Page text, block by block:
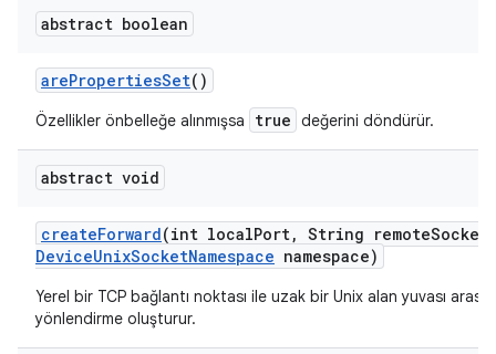
abstract boolean
arePropertiesSet()
Özellikler önbelleğe alınmışsa true değerini döndürür.
abstract void
createForward(int localPort, String remoteSocket
DeviceUnixSocketNamespace namespace)
Yerel bir TCP bağlantı noktası ile uzak bir Unix alan yuvası
yönlendirme oluşturur.